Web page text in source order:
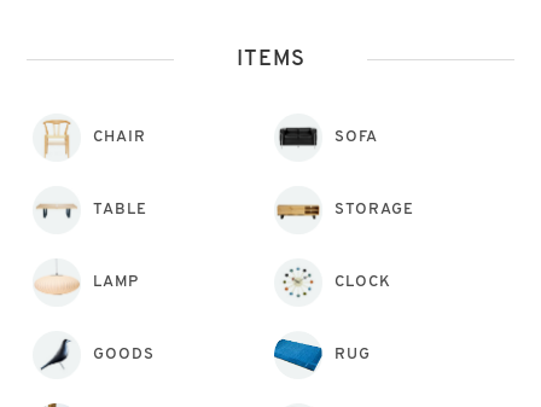
ITEMS
CHAIR SOFA
TABLE STORAGE
LAMP CLOCK
GOODS RUG